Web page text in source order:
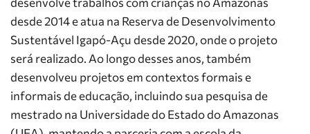
desde 2014 e atua na Reserva de Desenvolvimento
Sustentável Igapó-Açu desde 2020, onde o projeto
será realizado. Ao longo desses anos, também
desenvolveu projetos em contextos formais e
informais de educação, incluindo sua pesquisa de
mestrado na Universidade do Estado do Amazonas